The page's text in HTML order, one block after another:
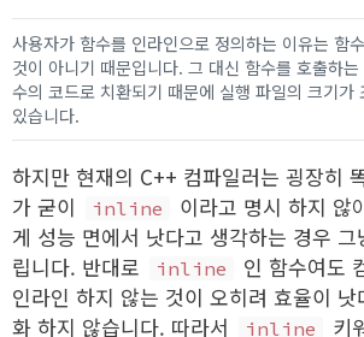
사용자가 함수를 인라인으로 정의하는 이유는 함
것이 아니기 때문입니다. 그 대신 함수를 호출하
수의 코드로 치환되기 때문에 실행 파일의 크기가
있습니다.
하지만 현재의 C++ 컴파일러는 굉장히
가 굳이
inline
이라고 명시 하지 않
게 성능 면에서 낫다고 생각하는 경우
립니다. 반대로
inline
인 함수여도
인라인 하지 않는 것이 오히려 효율이
화 하지 않습니다. 따라서
inline 키